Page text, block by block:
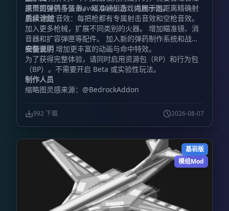
携带的弹药与装备。 瞄准镜狙击：适用于远距离精确射
击。 独立音效：每把枪都有专属射击音效和空枪音效。
原页面提供多张 Havoc Guns 游戏内展示图。
后续计划
加入更多枪械，扩展不同类别的火器。 增加瞄准镜、消
音器和扩容弹匣等配件。 加入新的弹药制作系统和战利
品整合。 增加更丰富的动画与命中特效。
安装说明
为了获得完整体验，请同时启用资源包（RP）和行为包
（BP）。不需要开启 Beta 或实验性玩法。
制作人员
缩略图灵感来源：@BedrockAddon
992 下载 2026-08-07
基岩版
模组Mod